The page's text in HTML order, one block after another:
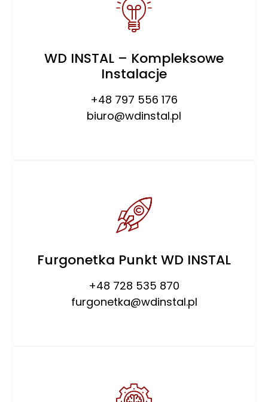
WD INSTAL – Kompleksowe
Instalacje
+48 797 556 176
biuro@wdinstal.pl
Furgonetka Punkt WD INSTAL
+48 728 535 870
furgonetka@wdinstal.pl